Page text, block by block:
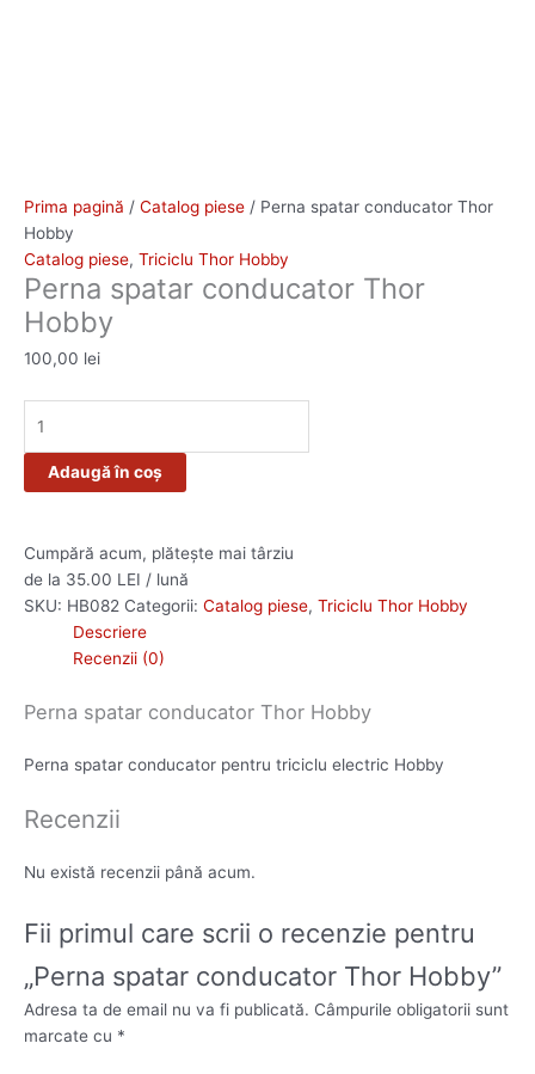
Prima pagină / Catalog piese / Perna spatar conducator Thor
Hobby
Catalog piese, Triciclu Thor Hobby
Perna spatar conducator Thor
Hobby
100,00 lei
Adaugă în coș
Cumpără acum, plătește mai târziu
de la 35.00 LEI / lună
SKU: HB082 Categorii: Catalog piese, Triciclu Thor Hobby
Descriere
Recenzii (0)
Perna spatar conducator Thor Hobby
Perna spatar conducator pentru triciclu electric Hobby
Recenzii
Nu există recenzii până acum.
Fii primul care scrii o recenzie pentru
„Perna spatar conducator Thor Hobby”
Adresa ta de email nu va fi publicată. Câmpurile obligatorii sunt
marcate cu *